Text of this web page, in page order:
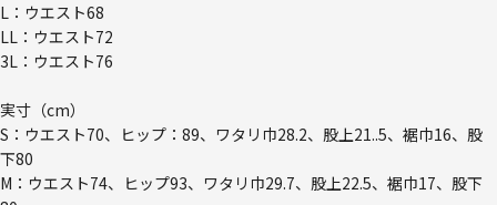
L：ウエスト68
LL：ウエスト72
3L：ウエスト76
実寸（cm）
S：ウエスト70、ヒップ：89、ワタリ巾28.2、股上21..5、裾巾16、股
下80
M：ウエスト74、ヒップ93、ワタリ巾29.7、股上22.5、裾巾17、股下